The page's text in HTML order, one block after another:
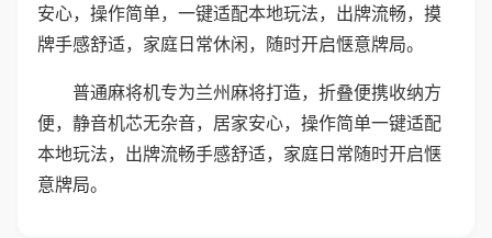
安心，操作简单，一键适配本地玩法，出牌流畅，摸
牌手感舒适，家庭日常休闲，随时开启惬意牌局。
普通麻将机专为兰州麻将打造，折叠便携收纳方
便，静音机芯无杂音，居家安心，操作简单一键适配
本地玩法，出牌流畅手感舒适，家庭日常随时开启惬
意牌局。